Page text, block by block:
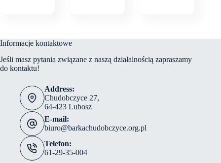
Informacje kontaktowe
Jeśli masz pytania związane z naszą działalnością zapraszamy
do kontaktu!
Address:
Chudobczyce 27,
64-423 Lubosz
E-mail:
biuro@barkachudobczyce.org.pl
Telefon:
61-29-35-004